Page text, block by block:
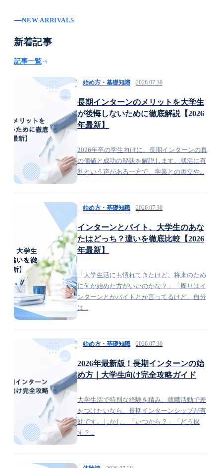
NEW ARRIVALS
新着記事
記事一覧
始め方・基礎知識 2026.07.30
長期インターンのメリットを大学生
が後悔しないために徹底解説【2026
年最新】
2026年卒の学生向けに、長期インターンの真
の価値と成功の秘訣を解説します。就活に有
利という声がある一方で、学業との両立や...
始め方・基礎知識 2026.07.30
インターンとバイト、大学生のあな
たはどっち？違いを徹底比較【2026
年最新】
「大学生活にも慣れてきたけど、将来のため
に何か始めた方がいいのかな？」「周りはイ
ンターンとかバイトとか言ってるけど、自分
は...
始め方・基礎知識 2026.07.30
2026年最新版！長期インターンの始
め方｜大学生向け完全攻略ガイド
大学生活で特別な経験を積み、就職活動で差
をつけたいなら、長期インターンシップが有
効です。しかし、「いつから？」「どう探
す？...